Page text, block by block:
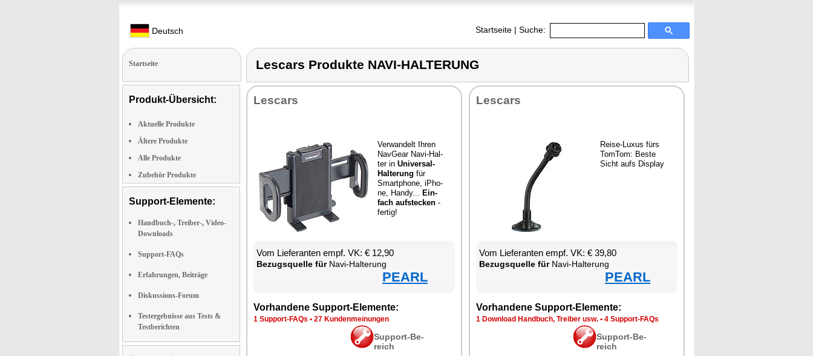
Deutsch Startseite | Suche:
Startseite
Produkt-Übersicht:
Aktuelle Produkte
Ältere Produkte
Alle Produkte
Zubehör Produkte
Support-Elemente:
Handbuch-, Treiber-, Video-
Downloads
Support-FAQs
Erfahrungen, Beiträge
Diskussions-Forum
Testergebnisse aus Tests &
Testberichten
Lescars Produkte NAVI-HALTERUNG
Les­cars
Ver­wan­delt Ih­ren
Nav­Ge­ar Na­vi-Hal­
ter in Uni­ver­sal-
Hal­te­rung für
Smart­pho­ne, iPho­
ne, Han­dy... Ein­
fach auf­ste­cken -
fer­tig!
Vom Lie­fe­ran­ten empf. VK: € 12,90
Be­zugs­quel­le fürNa­vi-Hal­te­rung
PEARL
Vor­han­de­ne Sup­port-Ele­men­te:
1 Sup­port-FAQs • 27 Kun­den­mei­nun­gen
Sup­port-Be­
reich
Les­cars
Rei­se-Lu­xus fürs
Tom­Tom: Bes­te
Sicht aufs Dis­play
Vom Lie­fe­ran­ten empf. VK: € 39,80
Be­zugs­quel­le fürNa­vi-Hal­te­rung
PEARL
Vor­han­de­ne Sup­port-Ele­men­te:
1 Down­load Hand­buch, Trei­ber usw. • 4 Sup­port-FAQs
Sup­port-Be­
reich